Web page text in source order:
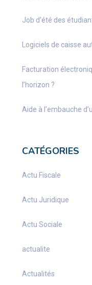
Job d’été des
Logiciels de caisse
Facturation
l’horizon ?
Aide à l’embauche
CATÉGORIES
Actu Fiscale
Actu Juridique
Actu Sociale
actualite
Actualités